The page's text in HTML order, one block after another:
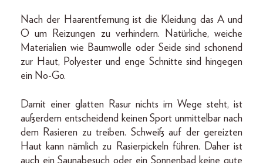
Nach der Haarentfernung ist die Kleidung das A und
O um Reizungen zu verhindern. Natürliche, weiche
Materialien wie Baumwolle oder Seide sind schonend
zur Haut, Polyester und enge Schnitte sind hingegen
ein No-Go.
Damit einer glatten Rasur nichts im Wege steht, ist
außerdem entscheidend keinen Sport unmittelbar nach
dem Rasieren zu treiben. Schweiß auf der gereizten
Haut kann nämlich zu Rasierpickeln führen. Daher ist
auch ein Saunabesuch oder ein Sonnenbad keine gute